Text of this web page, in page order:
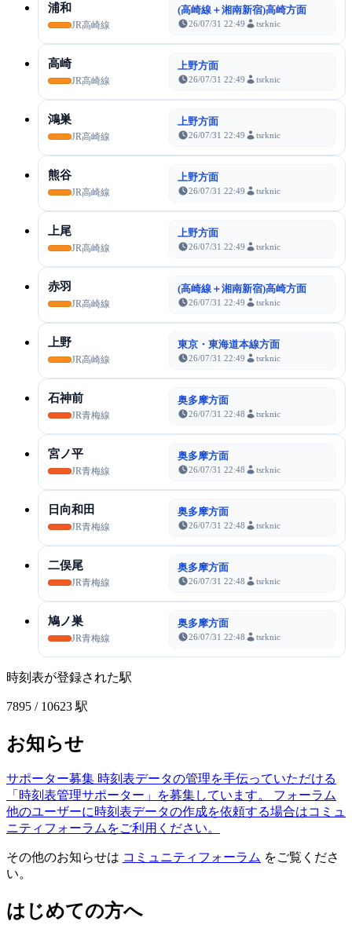
浦和
JR高崎線
(高崎線＋湘南新宿)高崎方面
26/07/31 22:49 tsrknic
高崎
JR高崎線
上野方面
26/07/31 22:49 tsrknic
鴻巣
JR高崎線
上野方面
26/07/31 22:49 tsrknic
熊谷
JR高崎線
上野方面
26/07/31 22:49 tsrknic
上尾
JR高崎線
上野方面
26/07/31 22:49 tsrknic
赤羽
JR高崎線
(高崎線＋湘南新宿)高崎方面
26/07/31 22:49 tsrknic
上野
JR高崎線
東京・東海道本線方面
26/07/31 22:49 tsrknic
石神前
JR青梅線
奥多摩方面
26/07/31 22:48 tsrknic
宮ノ平
JR青梅線
奥多摩方面
26/07/31 22:48 tsrknic
日向和田
JR青梅線
奥多摩方面
26/07/31 22:48 tsrknic
二俣尾
JR青梅線
奥多摩方面
26/07/31 22:48 tsrknic
鳩ノ巣
JR青梅線
奥多摩方面
26/07/31 22:48 tsrknic
時刻表が登録された駅
7895 / 10623 駅
お知らせ
サポーター募集 時刻表データの管理を手伝っていただける
「時刻表管理サポーター」を募集しています。
フォーラム
他のユーザーに時刻表データの作成を依頼する場合はコミュ
ニティフォーラムをご利用ください。
その他のお知らせは コミュニティフォーラム をご覧くださ
い。
はじめての方へ